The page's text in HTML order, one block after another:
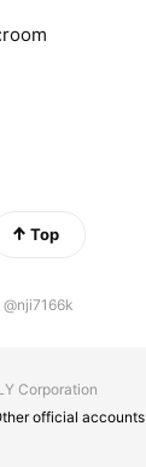
Top
@nji7166k
Corporation
official accounts